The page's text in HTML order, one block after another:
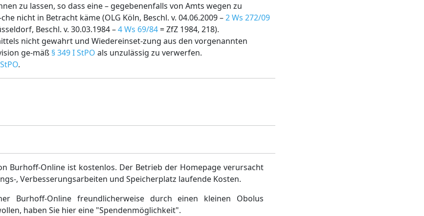
zu lassen, so dass eine – gegebenenfalls von Amts wegen zu
nicht in Betracht käme (OLG Köln, Beschl. v. 04.06.2009 –2 Ws 272/09
Beschl. v. 30.03.1984 –4 Ws 69/84= ZfZ 1984, 218).
nicht gewahrt und Wiedereinset-zung aus den vorgenannten
ge-mäß § 349 I StPO als unzulässig zu verwerfen.
.
Burhoff-Online ist kostenlos. Der Betrieb der Homepage verursacht
, Verbesserungsarbeiten und Speicherplatz laufende Kosten.
Burhoff-Online freundlicherweise durch einen kleinen Obolus
haben Sie hier eine "Spendenmöglichkeit".